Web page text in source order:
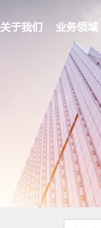
关于我们 业务领域